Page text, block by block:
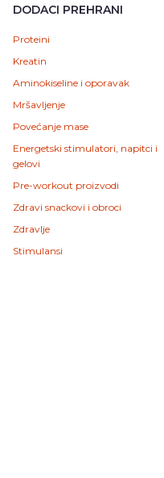
DODACI PREHRANI
Proteini
Kreatin
Aminokiseline i oporavak
Mršavljenje
Povećanje mase
Energetski stimulatori, napitci i
gelovi
Pre-workout proizvodi
Zdravi snackovi i obroci
Zdravlje
Stimulansi